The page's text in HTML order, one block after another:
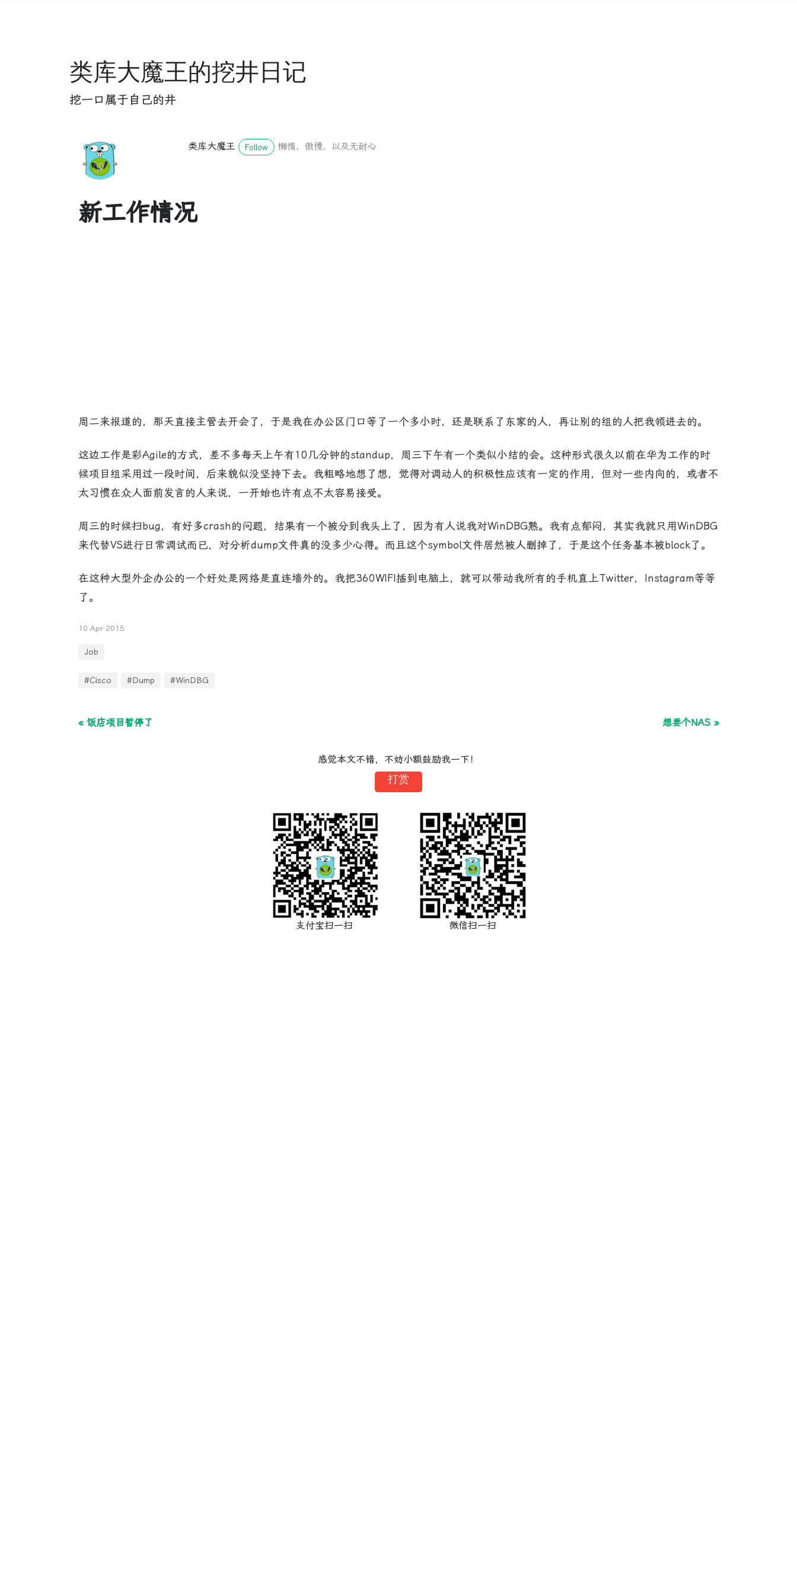
类库大魔王的挖井日记
挖一口属于自己的井
类库大魔王 Follow 懒惰，傲慢，以及无耐心
新工作情况
周二来报道的，那天直接主管去开会了，于是我在办公区门口等了一个多小时，还是联系了东家的人，再让别的组的人把我领进去的。
这边工作是彩Agile的方式，差不多每天上午有10几分钟的standup，周三下午有一个类似小结的会。这种形式很久以前在华为工作的时
候项目组采用过一段时间，后来貌似没坚持下去。我粗略地想了想，觉得对调动人的积极性应该有一定的作用，但对一些内向的，或者不
太习惯在众人面前发言的人来说，一开始也许有点不太容易接受。
周三的时候扫bug，有好多crash的问题，结果有一个被分到我头上了，因为有人说我对WinDBG熟。我有点郁闷，其实我就只用WinDBG
来代替VS进行日常调试而已，对分析dump文件真的没多少心得。而且这个symbol文件居然被人删掉了，于是这个任务基本被block了。
在这种大型外企办公的一个好处是网络是直连墙外的。我把360WIFI插到电脑上，就可以带动我所有的手机直上Twitter，Instagram等等
了。
10 Apr 2015
Job
#Cisco #Dump #WinDBG
« 饭店项目暂停了 想要个NAS »
感觉本文不错，不妨小额鼓励我一下！
打赏
支付宝扫一扫 微信扫一扫